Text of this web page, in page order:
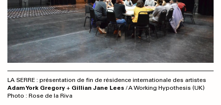
LA SERRE : présentation de fin de résidence internationale des artistes
Adam York Gregory + Gillian Jane Lees / A Working Hypothesis (UK)
Photo : Rose de la Riva